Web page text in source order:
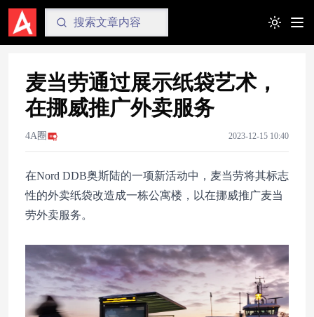
Toggle
麦当劳通过展示纸袋艺术，
在挪威推广外卖服务
4A圈 2023-12-15 10:40
在Nord DDB奥斯陆的一项新活动中，麦当劳将其标志
性的外卖纸袋改造成一栋公寓楼，以在挪威推广麦当
劳外卖服务。